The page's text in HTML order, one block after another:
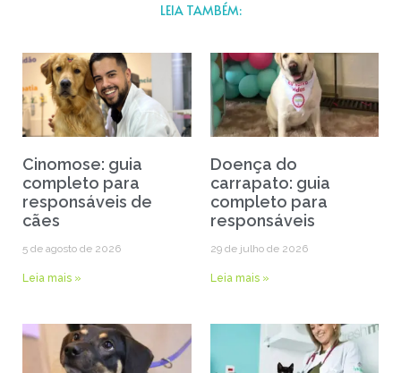
LEIA TAMBÉM:
Cinomose: guia
completo para
responsáveis de
cães
5 de agosto de 2026
Leia mais »
Doença do
carrapato: guia
completo para
responsáveis
29 de julho de 2026
Leia mais »